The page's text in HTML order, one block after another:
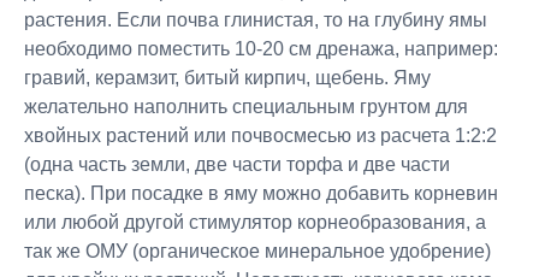
растения. Если почва глинистая, то на глубину ямы
необходимо поместить 10-20 см дренажа, например:
гравий, керамзит, битый кирпич, щебень. Яму
желательно наполнить специальным грунтом для
хвойных растений или почвосмесью из расчета 1:2:2
(одна часть земли, две части торфа и две части
песка). При посадке в яму можно добавить корневин
или любой другой стимулятор корнеобразования, а
так же ОМУ (органическое минеральное удобрение)